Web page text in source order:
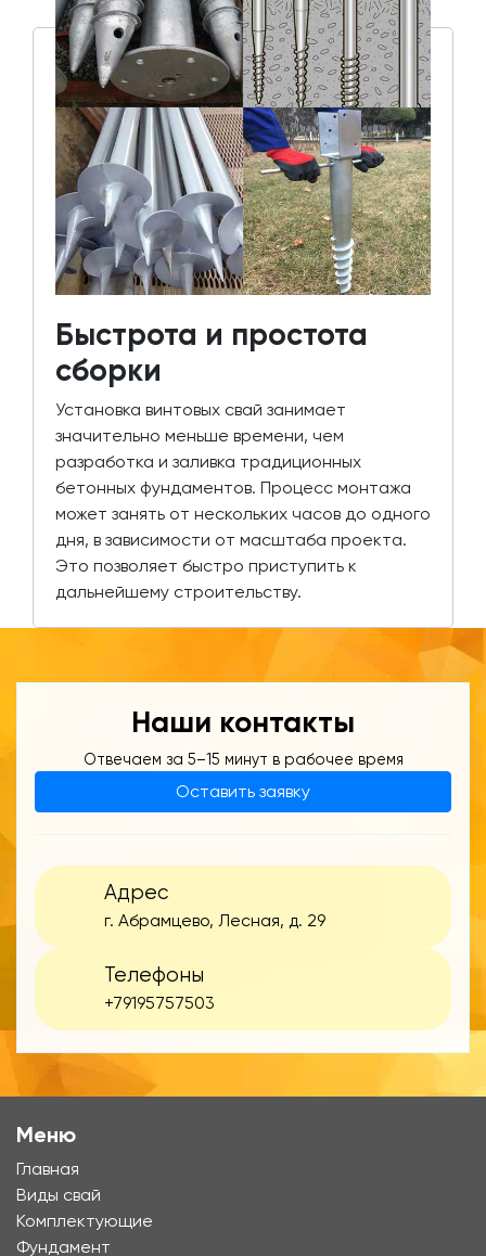
Быстрота и простота
сборки
Установка винтовых свай занимает
значительно меньше времени, чем
разработка и заливка традиционных
бетонных фундаментов. Процесс монтажа
может занять от нескольких часов до одного
дня, в зависимости от масштаба проекта.
Это позволяет быстро приступить к
дальнейшему строительству.
Наши контакты
Отвечаем за 5–15 минут в рабочее время
Оставить заявку
Адрес
г. Абрамцево, Лесная, д. 29
Телефоны
+79195757503
Меню
Главная
Виды свай
Комплектующие
Фундамент